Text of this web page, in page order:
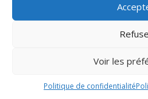
Voir les
Politique de confidentialité
COMMENTAIRE